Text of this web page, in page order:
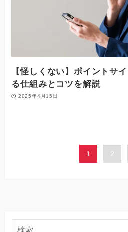
【怪しくない】ポイントサ
る仕組みとコツを解説
2025年4月15日
1 2